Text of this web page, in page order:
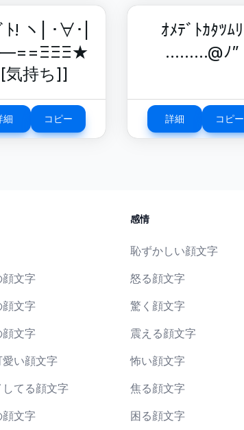
ﾄ! ヽ| ･∀･|
—==ΞΞΞ★
気持ち]]
細 コピー
ｵﾒﾃﾞﾄｶﾀﾂﾑﾘ
………@ﾉ”
詳細 コピー
文字
文字
文字
い顔文字
てる顔文字
文字
感情
恥ずかしい顔文字
怒る顔文字
驚く顔文字
震える顔文字
怖い顔文字
焦る顔文字
困る顔文字